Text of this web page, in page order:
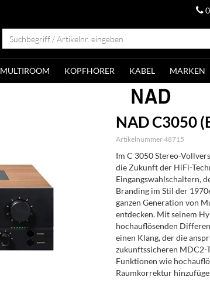
MULTIROOM KOPFHÖRER KABEL MARKEN
NAD C3050
Artikelnummer 48715
Im C 3050 Stereo-
die Zukunft der HiFi-
Eingangswahlschaltern,
Branding im Stil der
ganzen Generation von
entdecken. Mit seinem
hochauflösenden
einen Klang, der die
zukunftssicheren MDC2-
Funktionen wie
Raumkorrektur